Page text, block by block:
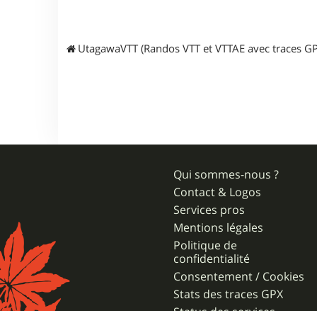
UtagawaVTT (Randos VTT et VTTAE avec traces
Qui sommes-nous ?
Contact & Logos
Services pros
Mentions légales
Politique de
confidentialité
Consentement / Cookies
Stats des traces GPX